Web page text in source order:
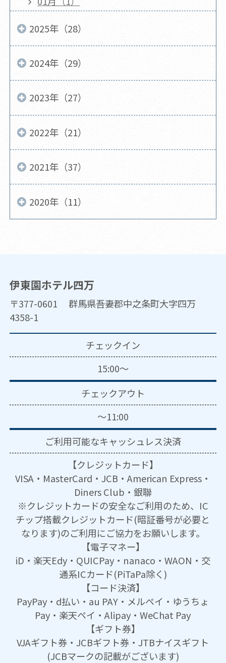
2025年（28）
2024年（29）
2023年（27）
2022年（21）
2021年（37）
2020年（11）
伊東園ホテル四万
〒377-0601 群馬県吾妻郡中之条町大字四万
4358-1
チェックイン
15:00～
チェックアウト
～11:00
ご利用可能なキャッシュレス決済
【クレジットカード】
VISA・MasterCard・JCB・American Express・
Diners Club・銀聯
※クレジットカードの安全なご利用のため、IC
チップ搭載クレジットカード(暗証番号が必要と
なります)のご利用にご協力をお願いします。
【電子マネー】
iD・楽天Edy・QUICPay・nanaco・WAON・交
通系ICカード(PiTaPa除く)
【コード決済】
PayPay・d払い・au PAY・メルペイ・ゆうちょ
Pay・楽天ペイ・Alipay・WeChat Pay
【ギフト券】
VJAギフト券・JCBギフト券・JTBナイスギフト
(JCBマークの記載がございます)